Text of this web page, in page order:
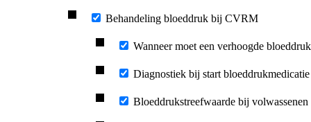
Behandeling bloeddruk bij CVRM
Wanneer moet een verhoogde
Diagnostiek bij start bloeddrukmedicatie
Bloeddrukstreefwaarde bij volwassenen